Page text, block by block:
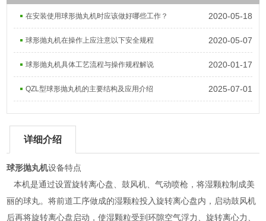
在安装使用球形抛丸机时应该做好哪些工作？ 2020-05-18
球形抛丸机在操作上应注意以下安全规程 2020-05-07
球形抛丸机具体工艺流程与操作规程解说 2020-01-17
QZL型球形抛丸机的主要结构及应用介绍 2025-07-01
详细介绍
球形抛丸机设备特点
本机是通过设置旋转离心盘、鼓风机、气动喷枪，将湿颗粒制成美
丽的球丸。将前道工序做成的湿颗粒投入旋转离心盘内，启动鼓风机
后再将旋转离心盘启动，使湿颗粒受到环隙空气浮力、旋转离心力、